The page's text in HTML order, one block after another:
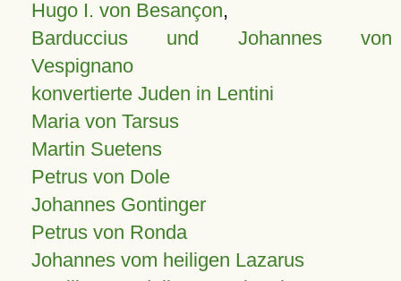
Hugo I. von Besançon,
Barduccius und Johannes von
Vespignano
konvertierte Juden in Lentini
Maria von Tarsus
Martin Suetens
Petrus von Dole
Johannes Gontinger
Petrus von Ronda
Johannes vom heiligen Lazarus